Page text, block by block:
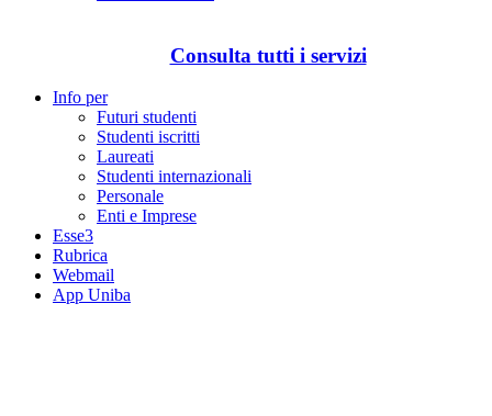
Consulta tutti i servizi
Info per
Futuri studenti
Studenti iscritti
Laureati
Studenti internazionali
Personale
Enti e Imprese
Esse3
Rubrica
Webmail
App Uniba